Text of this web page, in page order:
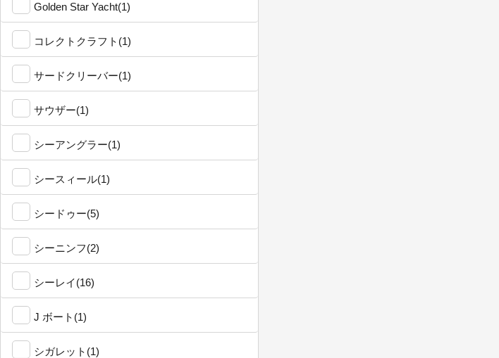
Golden Star Yacht(1)
コレクトクラフト(1)
サードクリーバー(1)
サウザー(1)
シーアングラー(1)
シースィール(1)
シードゥー(5)
シーニンフ(2)
シーレイ(16)
J ボート(1)
シガレット(1)